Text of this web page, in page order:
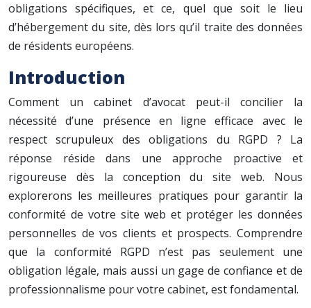
obligations spécifiques, et ce, quel que soit le lieu
d’hébergement du site, dès lors qu’il traite des données
de résidents européens.
Introduction
Comment un cabinet d’avocat peut-il concilier la
nécessité d’une présence en ligne efficace avec le
respect scrupuleux des obligations du RGPD ? La
réponse réside dans une approche proactive et
rigoureuse dès la conception du site web. Nous
explorerons les meilleures pratiques pour garantir la
conformité de votre site web et protéger les données
personnelles de vos clients et prospects. Comprendre
que la conformité RGPD n’est pas seulement une
obligation légale, mais aussi un gage de confiance et de
professionnalisme pour votre cabinet, est fondamental.